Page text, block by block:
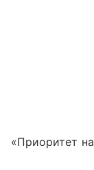
«Приоритет